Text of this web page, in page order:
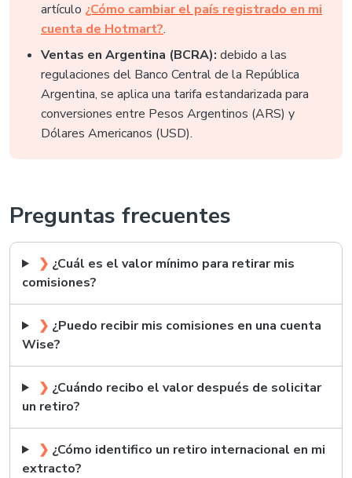
artículo ¿Cómo cambiar el país registrado en mi
cuenta de Hotmart?.
Ventas en Argentina (BCRA): debido a las
regulaciones del Banco Central de la República
Argentina, se aplica una tarifa estandarizada para
conversiones entre Pesos Argentinos (ARS) y
Dólares Americanos (USD).
Preguntas frecuentes
❯ ¿Cuál es el valor mínimo para retirar mis
comisiones?
❯ ¿Puedo recibir mis comisiones en una cuenta
Wise?
❯ ¿Cuándo recibo el valor después de solicitar
un retiro?
❯ ¿Cómo identifico un retiro internacional en mi
extracto?